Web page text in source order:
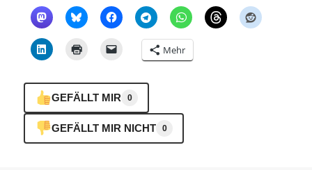
Mehr
GEFÄLLT MIR 0
GEFÄLLT MIR NICHT 0